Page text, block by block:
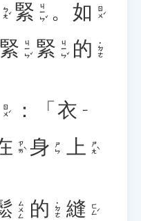
ㄅㄤˇ 緊 ㄐㄧㄣˇ 。 如 ㄖㄨˊ
緊 ㄐㄧㄣˇ 緊 ㄐㄧㄣˇ 的 ˙ㄉㄜ
ㄖㄨˊ ：「 衣 ㄧ
ㄗㄞˋ 身 ㄕㄣ 上 ㄕㄤˋ
ㄙㄨㄥ 的 ˙ㄉㄜ 縫 ㄈㄥˊ